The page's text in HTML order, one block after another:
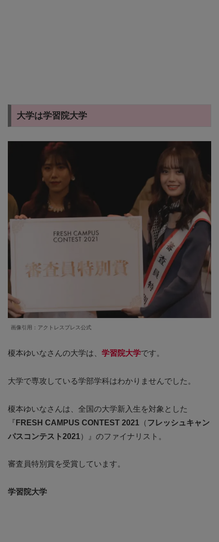
大学は学習院大学
画像引用：アクトレスプレス公式
榎本ゆいなさんの大学は、 学習院大学です。
大学で専攻している学部学科はわかりませんでした。
榎本ゆいなさんは、全国の大学新入生を対象とした
『 FRESH CAMPUS CONTEST 2021 （フレッシュキャン
パスコンテスト2021）』のファイナリスト。
審査員特別賞を受賞しています。
学習院大学